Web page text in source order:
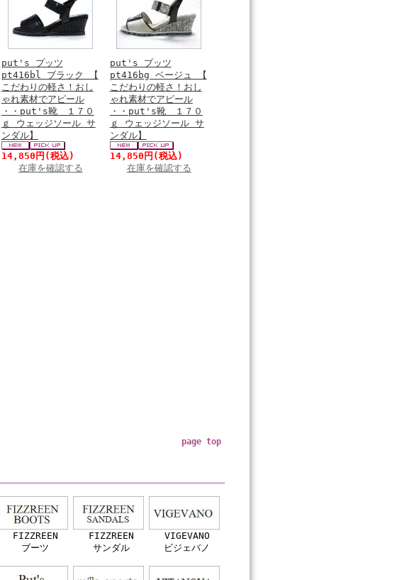
put's プッツ
pt416bl ブラック 【
こだわりの軽さ！おし
ゃれ素材でアピール
・・put's靴 １７０
ｇ ウェッジソール サ
ンダル】
14,850円 (税込)
在庫を確認する
put's プッツ
pt416bg ベージュ 【
こだわりの軽さ！おし
ゃれ素材でアピール
・・put's靴 １７０
ｇ ウェッジソール サ
ンダル】
14,850円 (税込)
在庫を確認する
page top
FIZZREEN
ブーツ
FIZZREEN
サンダル
VIGEVANO
ビジェバノ